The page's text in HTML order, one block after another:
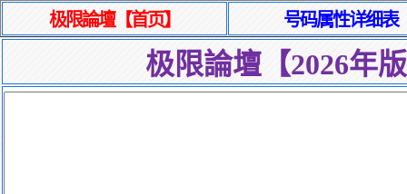
极限論壇【首页】 号码属性详细表
极限論壇【2026年